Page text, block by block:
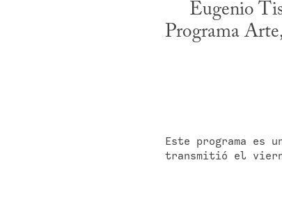
Programa
Este programa es
transmitió el